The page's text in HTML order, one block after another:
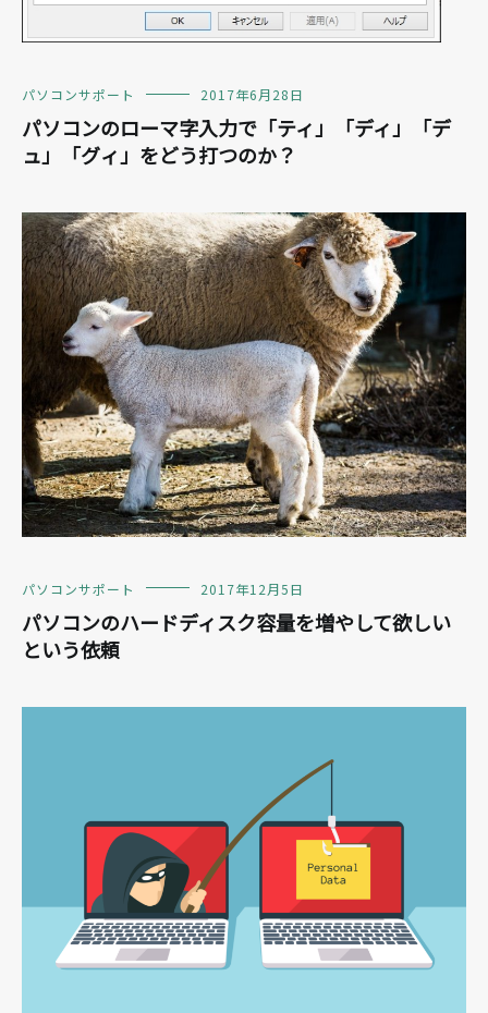
パソコンサポート 2017年6月28日
パソコンのローマ字入力で「ティ」「ディ」「デ
ュ」「グィ」をどう打つのか？
パソコンサポート 2017年12月5日
パソコンのハードディスク容量を増やして欲しい
という依頼